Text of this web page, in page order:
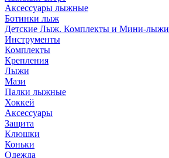
Аксессуары лыжные
Ботинки лыж
Детские Лыж. Комплекты и Мини-лыжи
Инструменты
Комплекты
Крепления
Лыжи
Мази
Палки лыжные
Хоккей
Аксессуары
Защита
Клюшки
Коньки
Одежда